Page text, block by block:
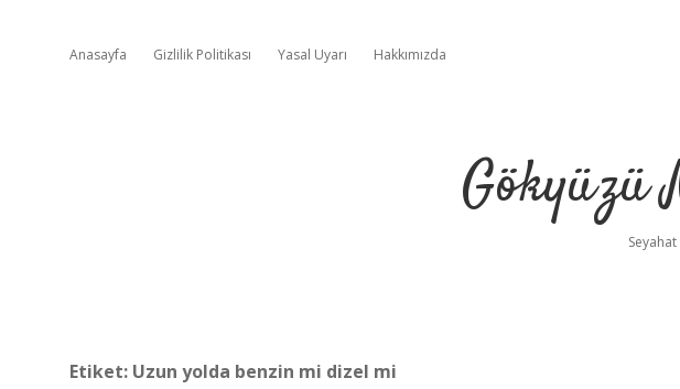
Anasayfa Gizlilik Politikası Yasal Uyarı Hakkımızda
Gökyüzü
Etiket: Uzun yolda benzin mi dizel mi